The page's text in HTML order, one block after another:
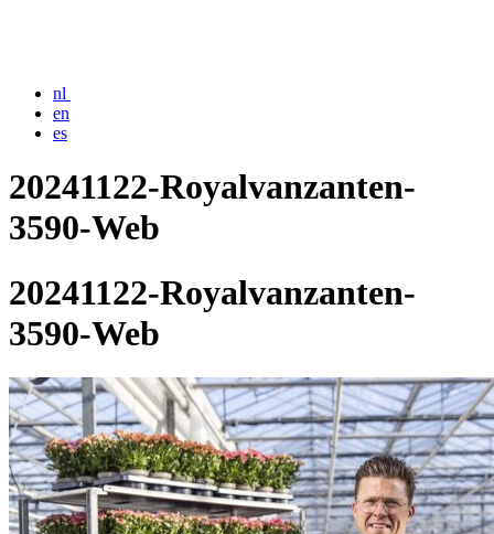
nl
en
es
20241122-Royalvanzanten-
3590-Web
20241122-Royalvanzanten-
3590-Web